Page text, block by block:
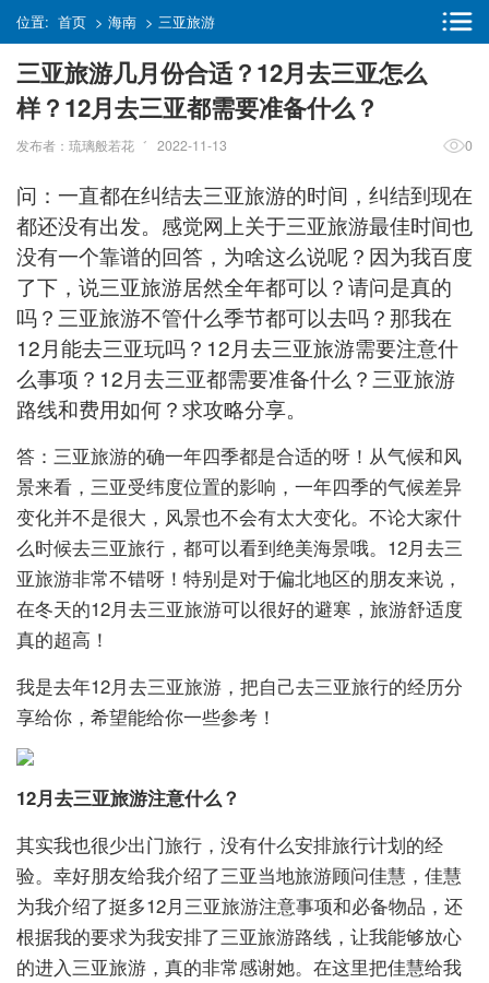
位置: 首页 > 海南 > 三亚旅游
三亚旅游几月份合适？12月去三亚怎么
样？12月去三亚都需要准备什么？
发布者：琉璃般若花゛ 2022-11-13 0
问：一直都在纠结去三亚旅游的时间，纠结到现在
都还没有出发。感觉网上关于三亚旅游最佳时间也
没有一个靠谱的回答，为啥这么说呢？因为我百度
了下，说三亚旅游居然全年都可以？请问是真的
吗？三亚旅游不管什么季节都可以去吗？那我在
12月能去三亚玩吗？12月去三亚旅游需要注意什
么事项？12月去三亚都需要准备什么？三亚旅游
路线和费用如何？求攻略分享。
答：三亚旅游的确一年四季都是合适的呀！从气候和风
景来看，三亚受纬度位置的影响，一年四季的气候差异
变化并不是很大，风景也不会有太大变化。不论大家什
么时候去三亚旅行，都可以看到绝美海景哦。12月去三
亚旅游非常不错呀！特别是对于偏北地区的朋友来说，
在冬天的12月去三亚旅游可以很好的避寒，旅游舒适度
真的超高！
我是去年12月去三亚旅游，把自己去三亚旅行的经历分
享给你，希望能给你一些参考！
12月去三亚旅游注意什么？
其实我也很少出门旅行，没有什么安排旅行计划的经
验。幸好朋友给我介绍了三亚当地旅游顾问佳慧，佳慧
为我介绍了挺多12月三亚旅游注意事项和必备物品，还
根据我的要求为我安排了三亚旅游路线，让我能够放心
的进入三亚旅游，真的非常感谢她。在这里把佳慧给我